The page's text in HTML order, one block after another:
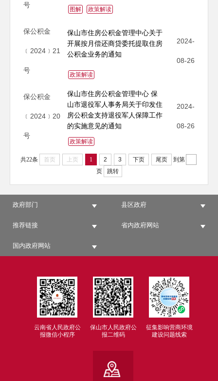
号
图解 政策解读
保公积金
﹝2024﹞21
号
保山市住房公积金管理中心关于
开展按月偿还商贷委托提取住房
公积金业务的通知
2024-
08-26
政策解读
保公积金
﹝2024﹞20
号
保山市住房公积金管理中心 保
山市退役军人事务局关于印发住
房公积金支持退役军人保障工作
的实施意见的通知
2024-
08-26
政策解读
共22条 首页 上页 1 2 3 下页 尾页
到第
页
跳转
政府部门 县区政府
推荐链接 省内政府网站
国内政府网站
云南省人民政府公
报微信小程序
保山市人民政府公
报二维码
征集影响营商环境
建设问题线索